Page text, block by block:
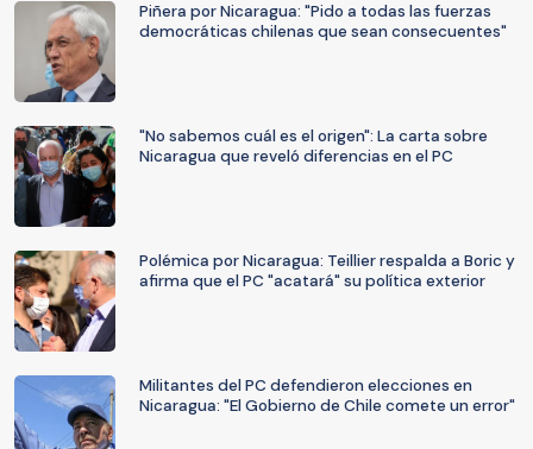
Piñera por Nicaragua: "Pido a todas las fuerzas
democráticas chilenas que sean consecuentes"
"No sabemos cuál es el origen": La carta sobre
Nicaragua que reveló diferencias en el PC
Polémica por Nicaragua: Teillier respalda a Boric y
afirma que el PC "acatará" su política exterior
Militantes del PC defendieron elecciones en
Nicaragua: "El Gobierno de Chile comete un error"